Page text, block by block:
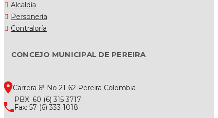
Alcaldía
Personería
Contraloría
CONCEJO MUNICIPAL DE PEREIRA
Carrera 6ª No 21-62 Pereira Colombia
PBX: 60 (6) 315 3717
Fax: 57 (6) 333 1018